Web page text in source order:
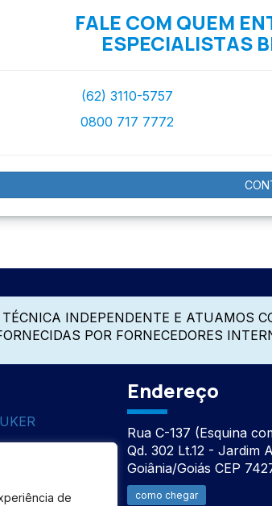
de
FALE COM QUEM
ESPECIALISTAS
(62) 3110-5757
0800 717 7772
INDEPENDENTE E ATUAMOS
POR FORNECEDORES
Endereço
Rua C-137 (Esquina
Qd. 302 Lt.12 - Jardim
Goiânia/Goiás CEP
como chegar